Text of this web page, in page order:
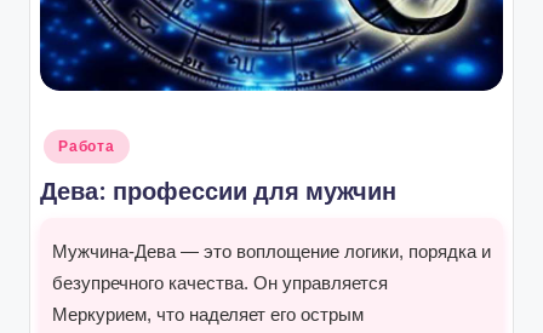
Опубликовано
Работа
Дева: профессии для мужчин
Мужчина-Дева — это воплощение логики, порядка и
безупречного качества. Он управляется
Меркурием, что наделяет его острым